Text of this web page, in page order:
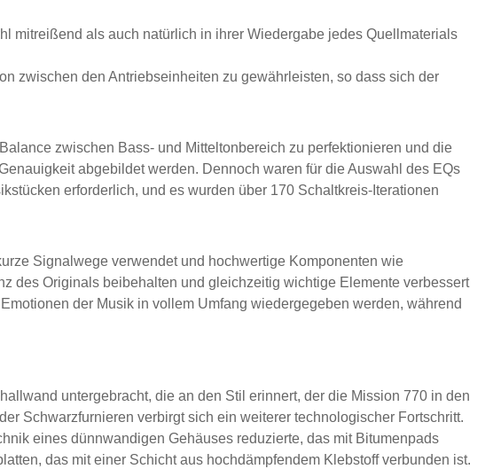
mitreißend als auch natürlich in ihrer Wiedergabe jedes Quellmaterials
zwischen den Antriebseinheiten zu gewährleisten, so dass sich der
zwischen Bass- und Mitteltonbereich zu perfektionieren und die
abgebildet werden. Dennoch waren für die Auswahl des EQs
erforderlich, und es wurden über 170 Schaltkreis-Iterationen
Signalwege verwendet und hochwertige Komponenten wie
des Originals beibehalten und gleichzeitig wichtige Elemente verbessert
der Musik in vollem Umfang wiedergegeben werden, während
untergebracht, die an den Stil erinnert, der die Mission 770 in den
Schwarzfurnieren verbirgt sich ein weiterer technologischer Fortschritt.
eines dünnwandigen Gehäuses reduzierte, das mit Bitumenpads
das mit einer Schicht aus hochdämpfendem Klebstoff verbunden ist.